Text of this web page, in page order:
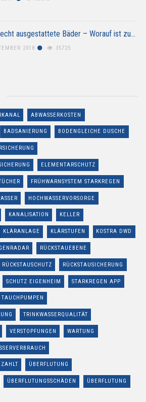
ausgestattete Bäder – Worauf ist zu…
2018 35725
ABWASSERKOSTEN
BADSANIERUNG BODENGLEICHE DUSCHE
ELEMENTARSCHUTZ
FRÜHWARNSYSTEM STARKREGEN
HOCHWASSERVORSORGE
KANALISATION KELLER
KLÄRANLAGE KLÄRSTUFEN KOSTRA DWD
RÜCKSTAUEBENE
RÜCKSTAUSCHUTZ RÜCKSTAUSICHERUNG
SCHUTZ EIGENHEIM STARKREGEN APP
TAUCHPUMPEN
TRINKWASSERQUALITÄT
VERSTOPFUNGEN WARTUNG
ÜBERFLUTUNG
ÜBERFLUTUNGSSCHÄDEN ÜBERFLUTUNG